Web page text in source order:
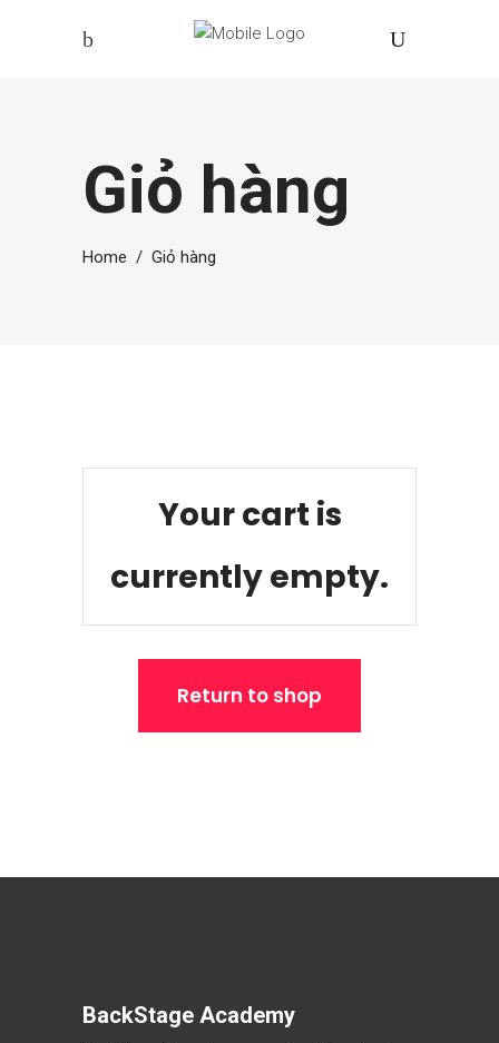
Giỏ hàng
Home / Giỏ hàng
Your cart is
currently empty.
Return to shop
BackStage Academy